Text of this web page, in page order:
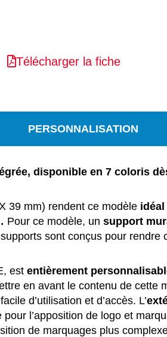
Télécharger la fiche
PERSONNALISATION
disponible en 7 coloris
39 mm) rendent ce modèle
Pour ce modèle, un support
sont conçus pour rendre
est entièrement
en avant le contenu de cette
d’utilisation et d’accès. L’
l’apposition de logo et
de marquages plus